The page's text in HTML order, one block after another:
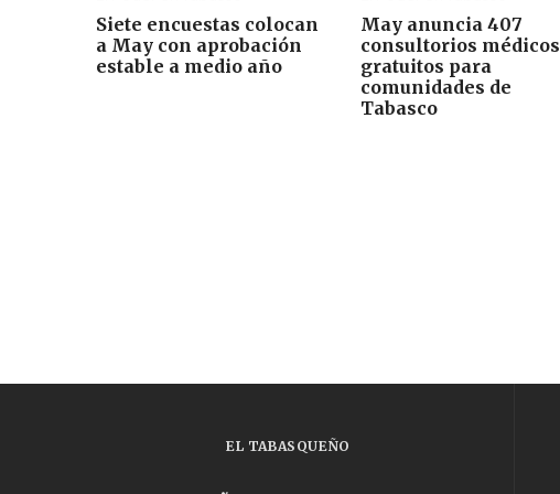
Siete encuestas colocan
a May con aprobación
estable a medio año
May anuncia 407
consultorios médicos
gratuitos para
comunidades de
Tabasco
EL TABASQUEÑO